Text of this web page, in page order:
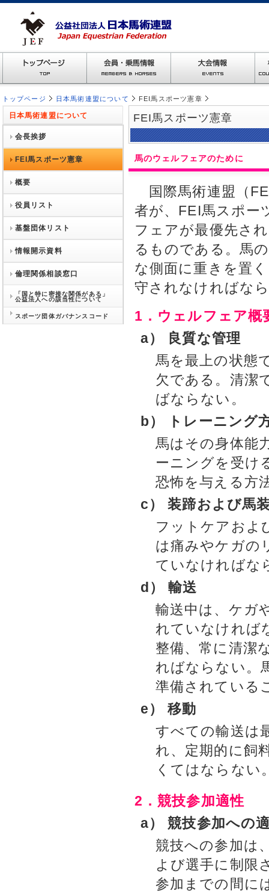
トップページ 日本馬術連盟について FEI馬スポーツ憲章
日本馬術連盟について
会長挨拶
FEI馬スポーツ憲章
概要
役員リスト
基盤団体リスト
情報開示資料
倫理関係相談窓口
「国と特に密接な関係がある」
公益法人への該当性について
スポーツ団体ガバナンスコード
FEI馬スポーツ憲章
馬のウェルフェアのために
国際馬術連盟（
者が、FEI馬スポー
フェアが最優先さ
るものである。馬
な側面に重きを置
守されなければな
1．ウェルフェア概
a） 良質な管理
馬を最上の状態
欠である。清潔
ばならない。
b） トレーニング
馬はその身体能
ーニングを受け
恐怖を与える方
c） 装蹄および馬
フットケアおよ
は痛みやケガの
ていなければな
d） 輸送
輸送中は、ケガ
れていなければ
整備、常に清潔
ればならない。
準備されている
e） 移動
すべての輸送は
れ、定期的に飼
くてはならない
2．競技参加適性
a） 競技参加への
競技への参加は
よび選手に制限
参加までの間に